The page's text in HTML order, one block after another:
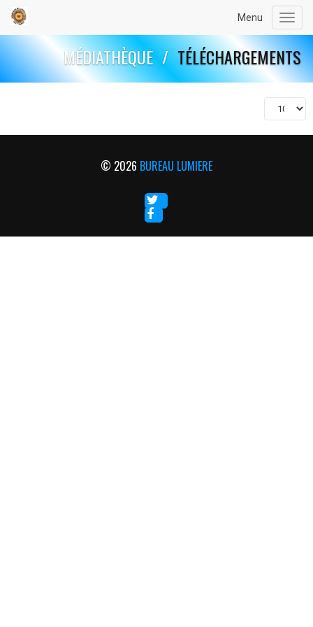
Menu
MÉDIATHÈQUE/ TÉLÉCHARGEMENTS
© 2026 BUREAU LUMIERE